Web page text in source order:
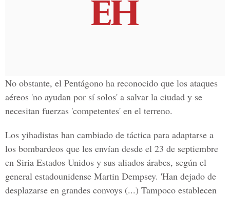
No obstante, el Pentágono ha reconocido que los ataques
aéreos 'no ayudan por sí solos' a salvar la ciudad y se
necesitan fuerzas 'competentes' en el terreno.
Los yihadistas han cambiado de táctica para adaptarse a
los bombardeos que les envían desde el 23 de septiembre
en Siria Estados Unidos y sus aliados árabes, según el
general estadounidense Martin Dempsey. 'Han dejado de
desplazarse en grandes convoys (...) Tampoco establecen